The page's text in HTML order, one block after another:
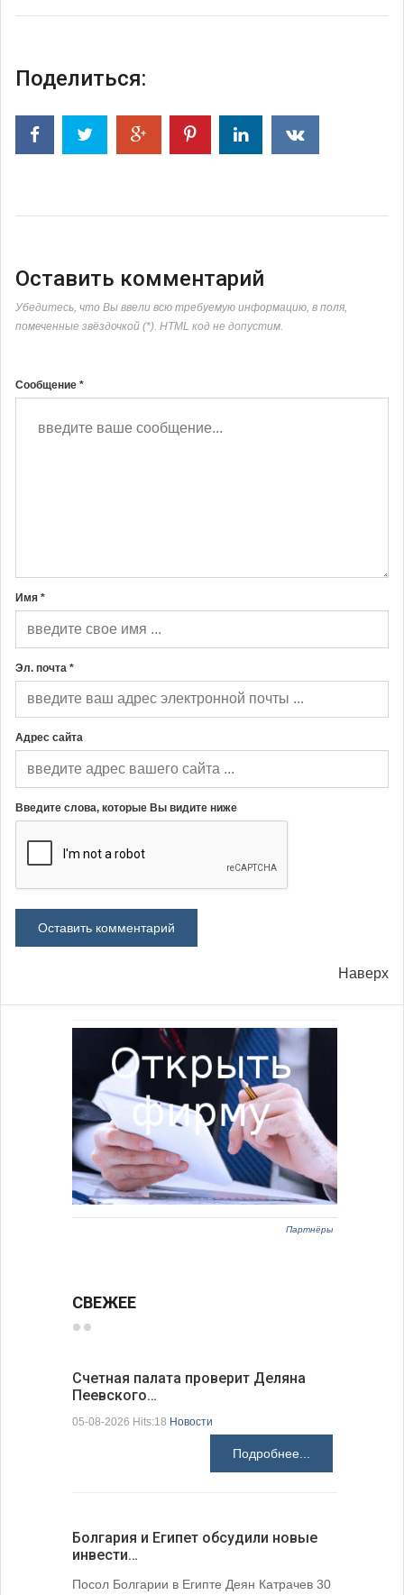
Поделиться:
Оставить комментарий
Убедитесь, что Вы ввели всю требуемую информацию, в поля,
помеченные звёздочкой (*). HTML код не допустим.
Сообщение *
Имя *
Эл. почта *
Адрес сайта
Введите слова, которые Вы видите ниже
Наверх
Партнёры
СВЕЖЕЕ
Счетная палата проверит Деляна
Пеевского…
05-08-2026 Hits:18 Новости
Подробнее...
Болгария и Египет обсудили новые
инвести…
Посол Болгарии в Египте Деян Катрачев 30